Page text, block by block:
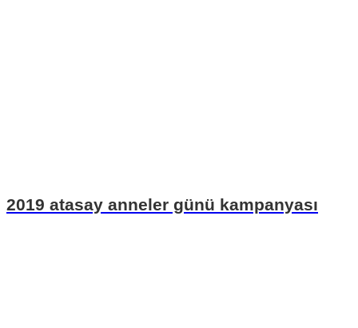
2019 atasay anneler günü kampanyası